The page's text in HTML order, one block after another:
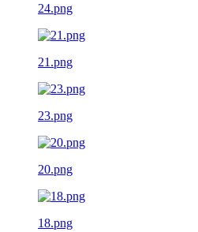
24.png
21.png
23.png
20.png
18.png